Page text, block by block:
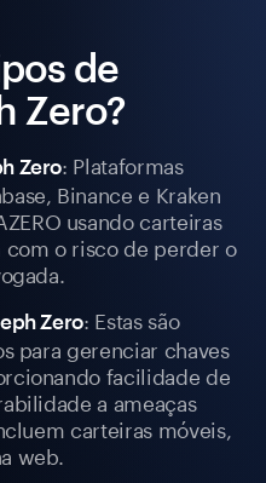
de
Zero?
Zero: Plataformas
Binance e Kraken
usando carteiras
com o risco de perder o
Zero: Estas são
para gerenciar chaves
facilidade de
a ameaças
carteiras móveis,
web.